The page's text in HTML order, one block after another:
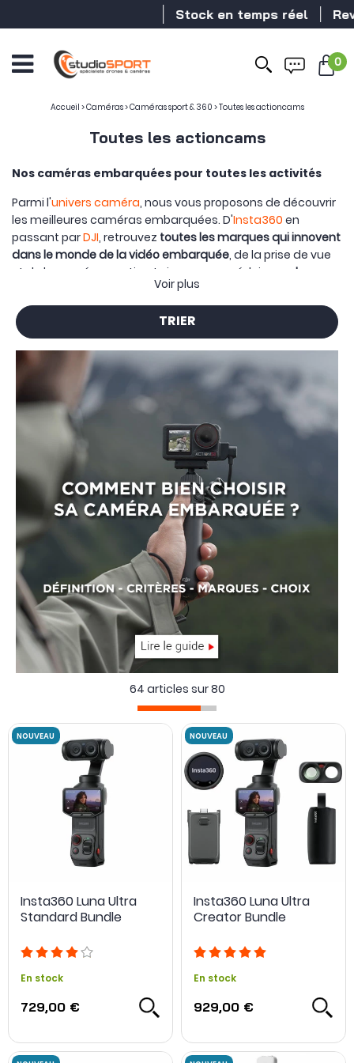
Stock en temps réel Revendeur DJI
0
Accueil >Caméras>Caméras sport & 360 >Toutes les actioncams
Toutes les actioncams
Nos caméras embarquées pour toutes les activités
Parmi l'univers caméra, nous vous proposons de découvrir
les meilleures caméras embarquées. D'Insta360 en
passant parDJI, retrouvez toutes les marques qui innovent
dans le monde de la vidéo embarquée, de la prise de vue
et de la caméra sportive. Laissez-vous séduire par
la
de ces caméras qui vous permettront de filmer
en4Kou en360°les meilleures scènes.
Leur grande
facilité d'utilisationleur permet de s'utiliser
monde du sport, mais aussi pour des prises de vue
beaucoup plus atypiques.
LaDJI Osmo Action 5 Propour son capteur 1/1,3"
capable de
filmer en 4K à 120 images par seconde. La GoPro Hero13
pourra capturer des images jusqu'en 5,3K en 60p.
Insta360 Ace Pro capteur 1/1.3 pouce
possibilité de filmer en 8K.
Voir plus
TRIER
64 articles sur80
NOUVEAU
Insta360 Luna Ultra
Standard Bundle
En stock
729,00 €
NOUVEAU
Insta360 Luna Ultra
Creator Bundle
En stock
929,00 €